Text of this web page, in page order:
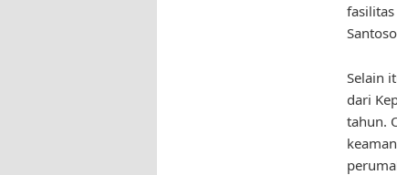
Selain
dari
tahun.